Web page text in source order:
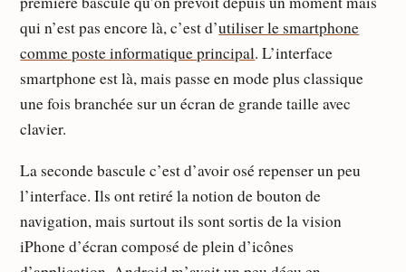
qui n’est pas encore là, c’est d’utiliser le smartphone
comme poste informatique principal. L’interface
smartphone est là, mais passe en mode plus classique
une fois branchée sur un écran de grande taille avec
clavier.
La seconde bascule c’est d’avoir osé repenser un peu
l’interface. Ils ont retiré la notion de bouton de
navigation, mais surtout ils sont sortis de la vision
iPhone d’écran composé de plein d’icônes